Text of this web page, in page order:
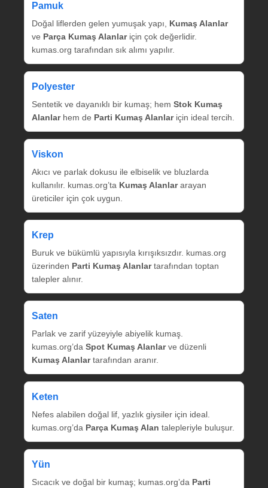
Pamuk
Doğal liflerden gelen yumuşak yapı, Kumaş Alanlar
ve Parça Kumaş Alanlariçin çok değerlidir.
kumas.org tarafından sık alımı yapılır.
Polyester
Sentetik ve dayanıklı bir kumaş; hem Stok Kumaş
Alanlarhem de Parti Kumaş Alanlariçin ideal tercih.
Viskon
Akıcı ve parlak dokusu ile elbiselik ve bluzlarda
kullanılır. kumas.org’ta Kumaş Alanlararayan
üreticiler için çok uygun.
Krep
Buruk ve bükümlü yapısıyla kırışıksızdır. kumas.org
üzerinden Parti Kumaş Alanlartarafından toptan
talepler alınır.
Saten
Parlak ve zarif yüzeyiyle abiyelik kumaş.
kumas.org’da Spot Kumaş Alanlarve düzenli
Kumaş Alanlartarafından aranır.
Keten
Nefes alabilen doğal lif, yazlık giysiler için ideal.
kumas.org’da Parça Kumaş Alan talepleriyle buluşur.
Yün
Sıcacık ve doğal bir kumaş; kumas.org’da Parti